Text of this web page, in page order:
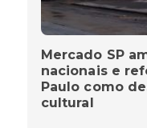
Mercado SP
nacionais e
Paulo como
cultural